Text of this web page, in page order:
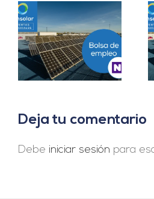
Project Manager en
Madrid
Deja tu comentario
Debe iniciar sesión para